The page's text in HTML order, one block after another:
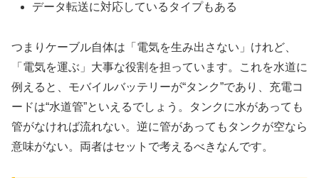
データ転送に対応しているタイプもある
つまりケーブル自体は「電気を生み出さない」けれど、
「電気を運ぶ」大事な役割を担っています。これを水道に
例えると、モバイルバッテリーが“タンク”であり、充電コ
ードは“水道管”といえるでしょう。タンクに水があっても
管がなければ流れない。逆に管があってもタンクが空なら
意味がない。両者はセットで考えるべきなんです。